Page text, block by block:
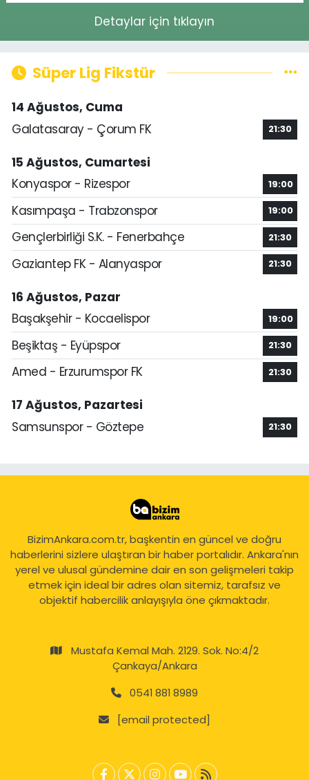
Detaylar için tıklayın
Süper Lig Fikstür
14 Ağustos, Cuma
Galatasaray - Çorum FK
21:30
15 Ağustos, Cumartesi
Konyaspor - Rizespor
19:00
Kasımpaşa - Trabzonspor 19:00
Gençlerbirliği S.K. - Fenerbahçe 21:30
Gaziantep FK - Alanyaspor 21:30
16 Ağustos, Pazar
Başakşehir - Kocaelispor
19:00
Beşiktaş - Eyüpspor 21:30
Amed - Erzurumspor FK 21:30
17 Ağustos, Pazartesi
Samsunspor - Göztepe
21:30
BizimAnkara.com.tr, başkentin en güncel ve doğru
haberlerini sizlere ulaştıran bir haber portalıdır. Ankara'nın
yerel ve ulusal gündemine dair en son gelişmeleri takip
etmek için ideal bir adres olan sitemiz, tarafsız ve
objektif habercilik anlayışıyla öne çıkmaktadır.
Mustafa Kemal Mah. 2129. Sok. No:4/2
Çankaya/Ankara
0541 881 8989
[email protected]